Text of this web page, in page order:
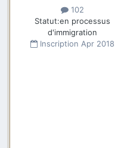
102
Statut:en processus
d'immigration
Inscription Apr 2018